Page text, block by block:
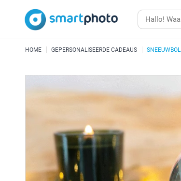
HOME GEPERSONALISEERDE CADEAUS SNEEUWBOL